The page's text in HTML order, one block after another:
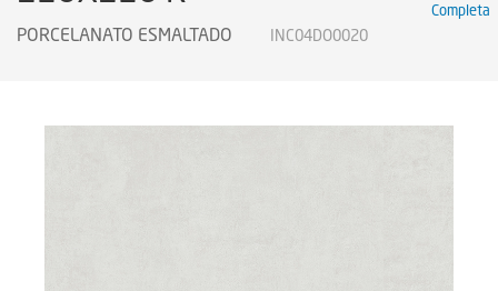
Certificados
PORCELANATO ESMALTADO INC04DO0020
Completa